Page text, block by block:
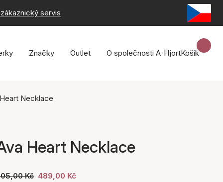
servis
Značky Outlet O společnosti A-HjortKošík
Necklace
Heart Necklace
Kč 489,00 Kč